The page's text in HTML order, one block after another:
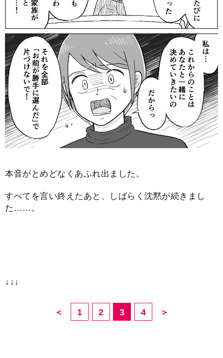
本音がとめどなくあふれ出ました。
すべてを言い終えたあと、しばらく沈黙が続きまし
た……。
↓↓↓
＜ 1 2 3 4 ＞